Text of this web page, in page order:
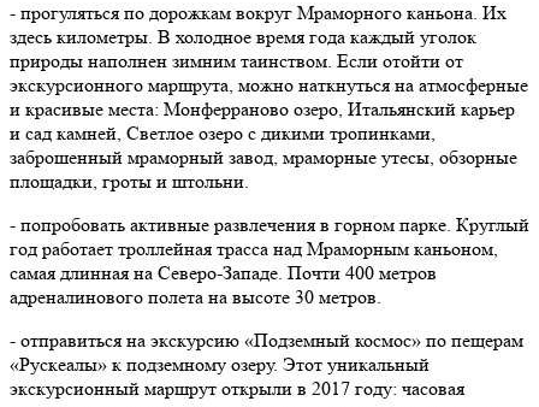
- прогуляться по дорожкам вокруг Мраморного каньона. Их
здесь километры. В холодное время года каждый уголок
природы наполнен зимним таинством. Если отойти от
экскурсионного маршрута, можно наткнуться на атмосферные
и красивые места: Монферраново озеро, Итальянский карьер
и сад камней, Светлое озеро с дикими тропинками,
заброшенный мраморный завод, мраморные утесы, обзорные
площадки, гроты и штольни.
- попробовать активные развлечения в горном парке. Круглый
год работает троллейная трасса над Мраморным каньоном,
самая длинная на Северо-Западе. Почти 400 метров
адреналинового полета на высоте 30 метров.
- отправиться на экскурсию «Подземный космос» по пещерам
«Рускеалы» к подземному озеру. Этот уникальный
экскурсионный маршрут открыли в 2017 году: часовая